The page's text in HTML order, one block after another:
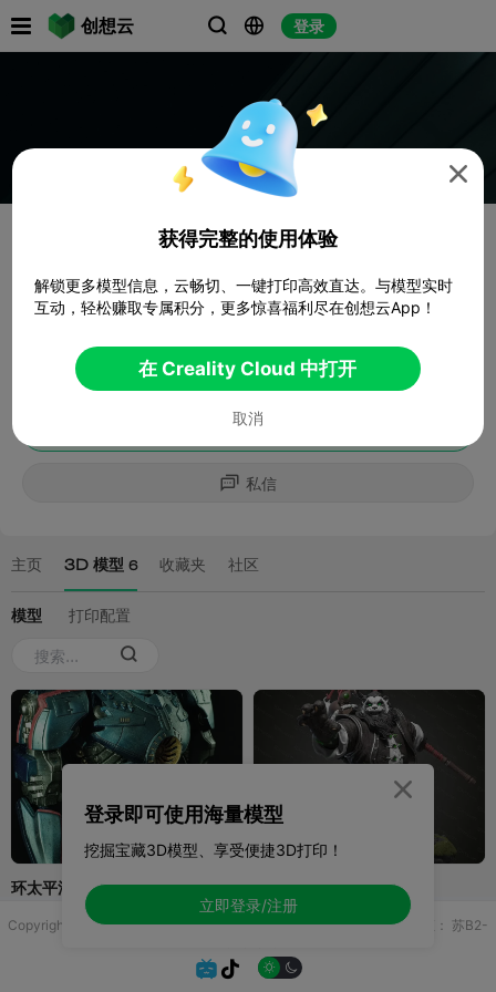
创想云   登录
Copyright © 2025 无锡控博科技有限公司 版权所有增值电信业务许可证： 苏B2-
 
登录即可使用海量模型
挖掘宝藏3D模型、享受便捷3D打印！
立即登录/注册


获得完整的使用体验
解锁更多模型信息，云畅切、一键打印高效直达。与模型实时
互动，轻松赚取专属积分，更多惊喜福利尽在创想云App！
在 Creality Cloud 中打开
取消